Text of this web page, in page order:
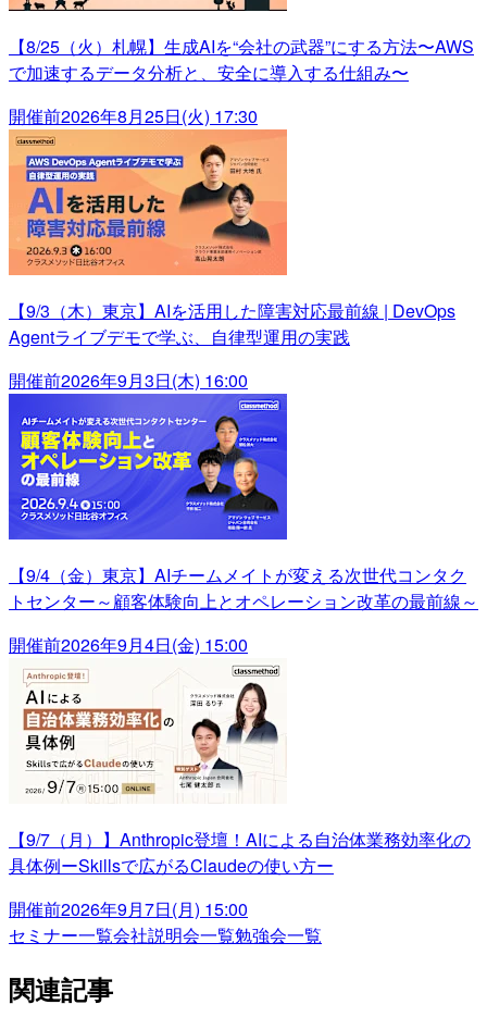
【8/25（火）札幌】生成AIを“会社の武器”にする方法〜AWS
で加速するデータ分析と、安全に導入する仕組み〜
開催前2026年8月25日(火) 17:30
【9/3（木）東京】AIを活用した障害対応最前線 | DevOps
Agentライブデモで学ぶ、自律型運用の実践
開催前2026年9月3日(木) 16:00
【9/4（金）東京】AIチームメイトが変える次世代コンタク
トセンター～顧客体験向上とオペレーション改革の最前線～
開催前2026年9月4日(金) 15:00
【9/7（月）】Anthropic登壇！AIによる自治体業務効率化の
具体例ーSkillsで広がるClaudeの使い方ー
開催前2026年9月7日(月) 15:00
セミナー一覧会社説明会一覧勉強会一覧
関連記事